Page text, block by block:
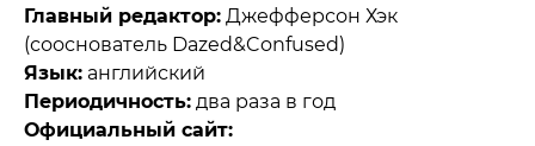
Главный редактор: Джефферсон Хэк
(сооснователь Dazed&Confused)
Язык: английский
Периодичность: два раза в год
Официальный сайт: